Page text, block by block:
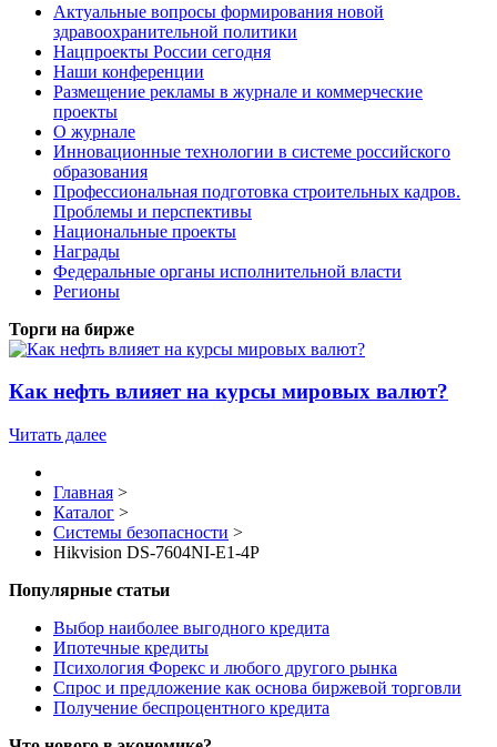
Актуальные вопросы формирования новой
здравоохранительной политики
Нацпроекты России сегодня
Наши конференции
Размещение рекламы в журнале и коммерческие
проекты
О журнале
Инновационные технологии в системе российского
образования
Профессиональная подготовка строительных кадров.
Проблемы и перспективы
Национальные проекты
Награды
Федеральные органы исполнительной власти
Регионы
Торги на бирже
Как нефть влияет на курсы мировых валют?
Читать далее
Главная >
Каталог >
Системы безопасности >
Hikvision DS-7604NI-E1-4P
Популярные статьи
Выбор наиболее выгодного кредита
Ипотечные кредиты
Психология Форекс и любого другого рынка
Спрос и предложение как основа биржевой торговли
Получение беспроцентного кредита